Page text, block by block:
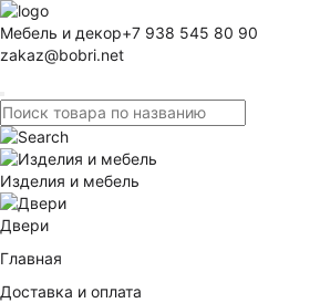
Мебель и декор+7 938 545 80 90
zakaz@bobri.net
Изделия и мебель
Двери
Главная
Доставка и оплата